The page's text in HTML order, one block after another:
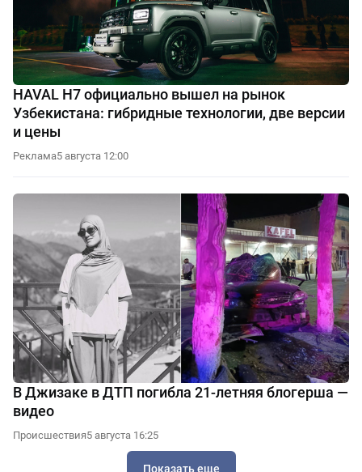
HAVAL H7 официально вышел на рынок
Узбекистана: гибридные технологии, две версии
и цены
Реклама5 августа 12:00
В Джизаке в ДТП погибла 21-летняя блогерша —
видео
Происшествия5 августа 16:25
Показать еще